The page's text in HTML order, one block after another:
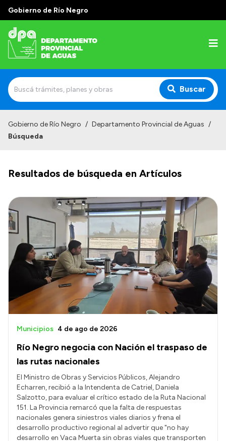
Gobierno de Río Negro
Buscar
Autoridades
Normativa
Delegaciones
Generación y Riego SAU
Transparencia
Presupuesto
Boletín Oficial
Compras y licitaciones
Consulta de expedientes
Consulta de pago a proveedores
Convocatorias
Intranet
Login
Gobierno de Río Negro / Departamento Provincial de Aguas /
Búsqueda
Resultados de búsqueda en Artículos
Río Negro negocia con Nación el traspaso de
las rutas nacionales
Municipios 4 de ago de 2026
El Ministro de Obras y Servicios Públicos, Alejandro
Echarren, recibió a la Intendenta de Catriel, Daniela
Salzotto, para evaluar el crítico estado de la Ruta Nacional
151. La Provincia remarcó que la falta de respuestas
nacionales genera siniestros viales diarios y frena el
desarrollo productivo regional al advertir que "no hay
desarrollo en Vaca Muerta sin obras viales que transporten